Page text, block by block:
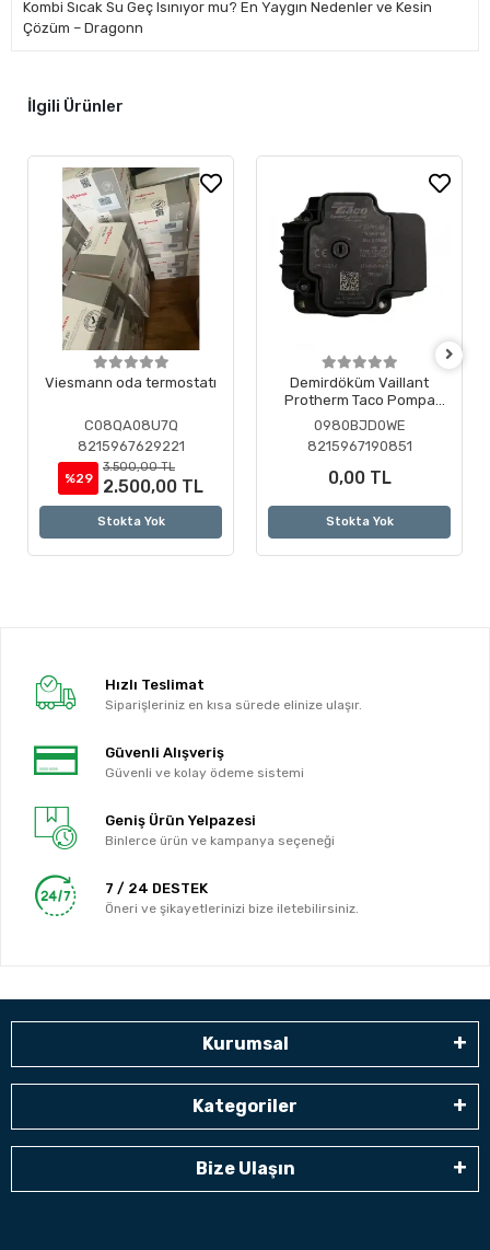
Kombi Sıcak Su Geç Isınıyor mu? En Yaygın Nedenler ve Kesin
Çözüm – Dragonn
İlgili Ürünler
Viesmann oda termostatı
C08QA08U7Q
8215967629221
%29
3.500,00 TL
2.500,00 TL
Stokta Yok
Demirdöküm Vaillant
Protherm Taco Pompa
Motoru ( Revizyonlu )
0980BJD0WE
8215967190851
0,00 TL
Stokta Yok
Hızlı Teslimat
Siparişleriniz en kısa sürede elinize ulaşır.
Güvenli Alışveriş
Güvenli ve kolay ödeme sistemi
Geniş Ürün Yelpazesi
Binlerce ürün ve kampanya seçeneği
7 / 24 DESTEK
Öneri ve şikayetlerinizi bize iletebilirsiniz.
Kurumsal
Kategoriler
Bize Ulaşın